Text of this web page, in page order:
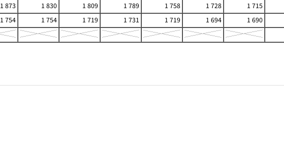
1 873 1 830 1 809 1 789 1 758 1 728
1 715
1 754 1 754 1 719 1 731 1 719 1 694
1 690